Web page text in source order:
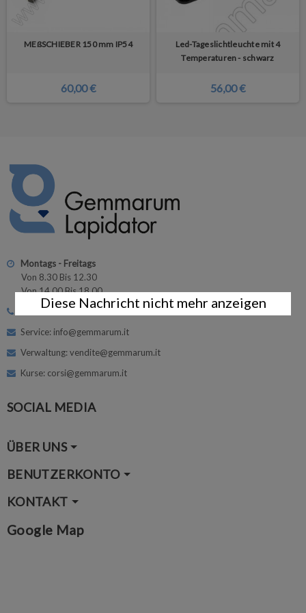
MEßSCHIEBER 150 mm IP54
60,00 €
Led-Tageslichtleuchte mit 4
Temperaturen - schwarz
56,00 €
Montags - Freitags
Von 8.30 Bis 12.30
Von 14.00 Bis 18.00
+39 0462 342662
Service: info@gemmarum.it
Verwaltung: vendite@gemmarum.it
Kurse: corsi@gemmarum.it
SOCIAL MEDIA
ÜBER UNS
BENUTZERKONTO
KONTAKT
Google Map
Diese Nachricht nicht mehr anzeigen